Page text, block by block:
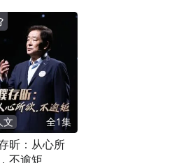
拓扑绝缘体是一类独特的
是绝缘的，但在表面或边
且这种导电性不受杂质或
合产生量子反常霍尔效应
文 全1集
昕：从心所
不逾矩